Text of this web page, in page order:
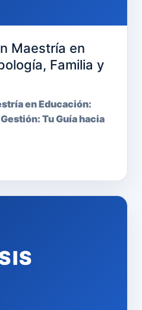
Maestría en
Familia y
en Educación:
Tu Guía hacia